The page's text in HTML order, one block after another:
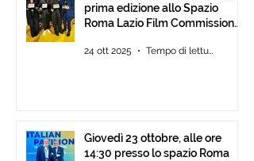
prima edizione allo Spazio
Roma Lazio Film Commission
24 ott 2025 Tempo di lettura: 2 min
Giovedì 23 ottobre, alle ore
14:30 presso lo spazio Roma